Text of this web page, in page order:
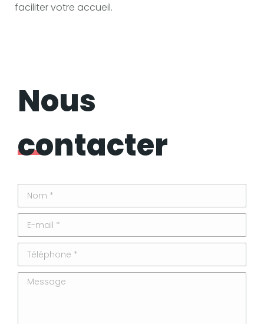
faciliter votre accueil.
Nous
contacter
Nom *
E-mail *
Téléphone *
Message